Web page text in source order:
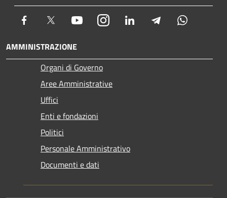
Facebook Twitter YoutubeInstagram LinkedIn Telegram
AMMINISTRAZIONE
Organi di Governo
Aree Amministrative
Uffici
Enti e fondazioni
Politici
Personale Amministrativo
Documenti e dati